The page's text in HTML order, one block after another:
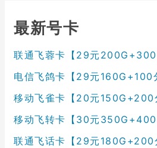
最新号卡
联通飞蓉卡【29元200G+300
电信飞鸽卡【29元160G+100
移动飞雀卡【20元150G+200
移动飞转卡【30元350G+400
联通飞话卡【29元180G+200